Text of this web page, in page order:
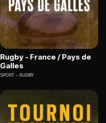
Rugby - France / Pays de
Galles
SPORT RUGBY